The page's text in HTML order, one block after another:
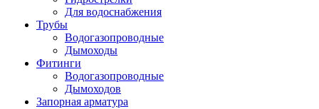
Для водоснабжения
Трубы
Водогазопроводные
Дымоходы
Фитинги
Водогазопроводные
Дымоходов
Запорная арматура